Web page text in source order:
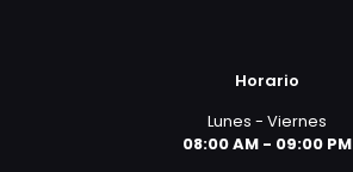
Horario
Lunes - Viernes
08:00 AM - 09:00 PM